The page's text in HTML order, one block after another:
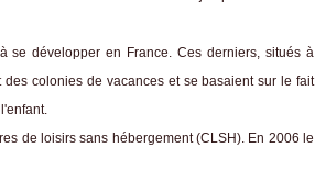
se développer en France. Ces derniers, situés à
colonies de vacances et se basaient sur le fait
de loisirs sans hébergement (CLSH). En 2006 le